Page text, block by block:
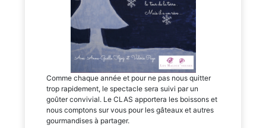
Comme chaque année et pour ne pas nous quitter
trop rapidement, le spectacle sera suivi par un
goûter convivial. Le CLAS apportera les boissons et
nous comptons sur vous pour les gâteaux et autres
gourmandises à partager.